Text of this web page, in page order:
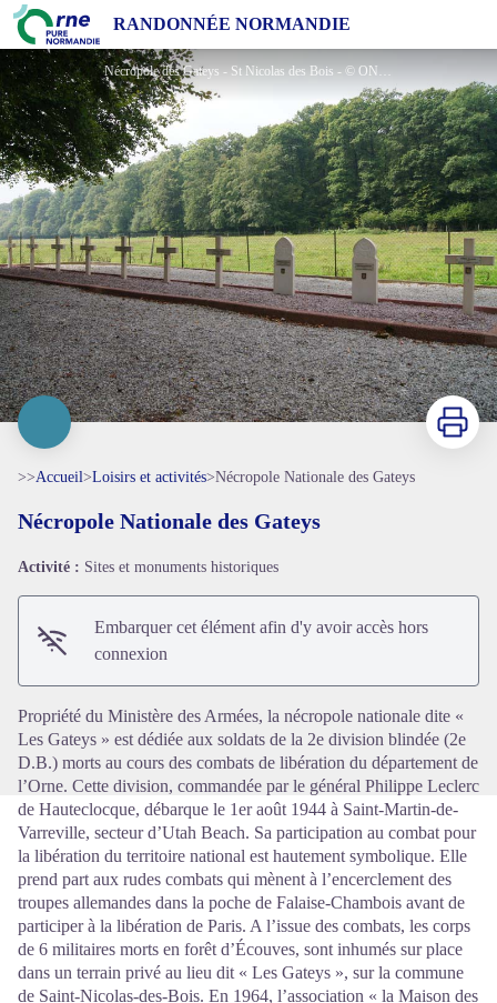
RANDONNÉE NORMANDIE
Nécropole Nationale des Gateys
Nécropole des Gateys - St Nicolas des Bois - © ONACVG Calvados
Voir l'image en plein écran
Imprimer
>>Accueil>Loisirs et activités>Nécropole Nationale des Gateys
Nécropole Nationale des Gateys
Activité : Sites et monuments historiques
Embarquer cet élément afin d'y avoir accès hors
connexion
Propriété du Ministère des Armées, la nécropole nationale dite «
Les Gateys » est dédiée aux soldats de la 2e division blindée (2e
D.B.) morts au cours des combats de libération du département de
l’Orne. Cette division, commandée par le général Philippe Leclerc
de Hauteclocque, débarque le 1er août 1944 à Saint-Martin-de-
Varreville, secteur d’Utah Beach. Sa participation au combat pour
la libération du territoire national est hautement symbolique. Elle
prend part aux rudes combats qui mènent à l’encerclement des
troupes allemandes dans la poche de Falaise-Chambois avant de
participer à la libération de Paris. A l’issue des combats, les corps
de 6 militaires morts en forêt d’Écouves, sont inhumés sur place
dans un terrain privé au lieu dit « Les Gateys », sur la commune
de Saint-Nicolas-des-Bois. En 1964, l’association « la Maison des